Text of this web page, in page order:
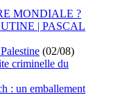
MONDIALE ?
| PASCAL
(02/08)
criminelle du
: un emballement